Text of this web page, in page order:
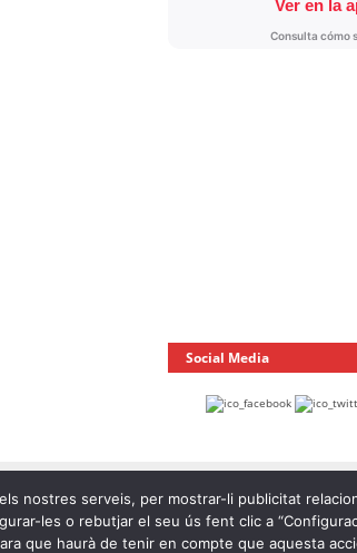
Social Media
nostres serveis, per mostrar-li publicitat
les o rebutjar el seu ús fent clic a
que haurà de tenir en compte que aquesta